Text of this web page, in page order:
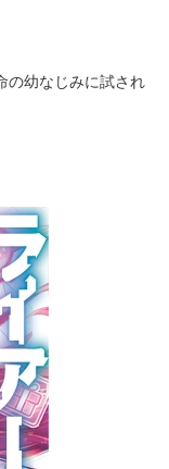
幼なじみに試され